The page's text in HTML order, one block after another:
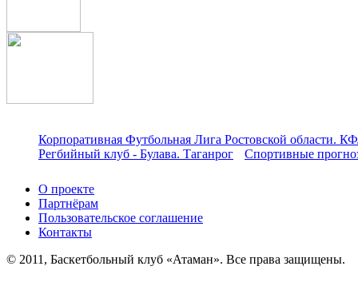
Корпоративная Футбольная Лига Ростовской области.
Регбийный клуб - Булава. Таганрог
Спортивные
О проекте
Партнёрам
Пользовательское соглашение
Контакты
© 2011, Баскетбольный клуб «Атаман». Все права защищены.